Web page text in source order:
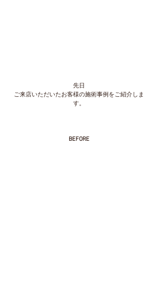
先日
ご来店いただいたお客様の施術事例をご紹介しま
す。
BEFORE